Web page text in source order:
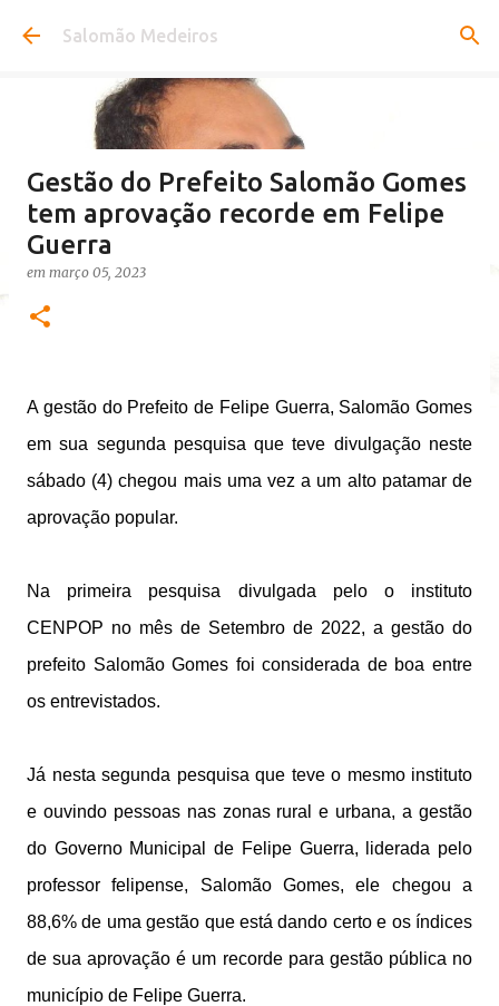
Pular para o conteúdo principal
Salomão Medeiros
Gestão do Prefeito Salomão Gomes
tem aprovação recorde em Felipe
Guerra
em março 05, 2023
A gestão do Prefeito de Felipe Guerra, Salomão Gomes
em sua segunda pesquisa que teve divulgação neste
sábado (4) chegou mais uma vez a um alto patamar de
aprovação popular.
Na primeira pesquisa divulgada pelo o instituto
CENPOP no mês de Setembro de 2022, a gestão do
prefeito Salomão Gomes foi considerada de boa entre
os entrevistados.
Já nesta segunda pesquisa que teve o mesmo instituto
e ouvindo pessoas nas zonas rural e urbana, a gestão
do Governo Municipal de Felipe Guerra, liderada pelo
professor felipense, Salomão Gomes, ele chegou a
88,6% de uma gestão que está dando certo e os índices
de sua aprovação é um recorde para gestão pública no
município de Felipe Guerra.